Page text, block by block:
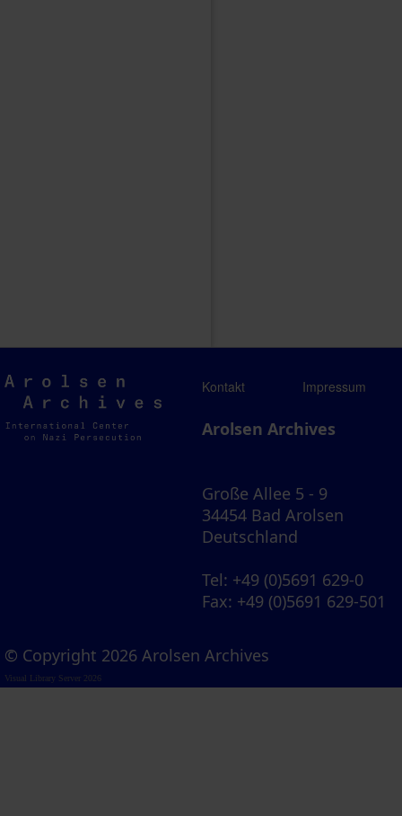
Arolsen
Archives
Kontakt Impressum
Arolsen Archives
Große Allee 5 - 9
34454 Bad Arolsen
Deutschland
Tel: +49 (0)5691 629-0
Fax: +49 (0)5691 629-501
© Copyright 2026 Arolsen Archives
Visual Library Server 2026